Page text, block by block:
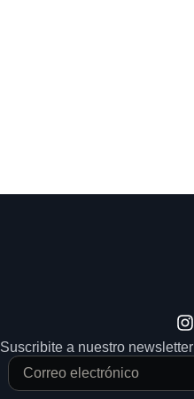
Suscribite a nuestro newsletter